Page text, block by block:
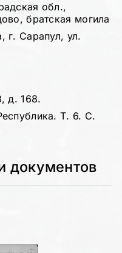
обл.,
братская могила
г. Сарапул, ул.
д. 168.
Т. 6. С.
документов